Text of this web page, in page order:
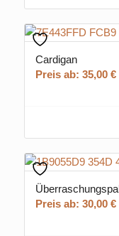
Cardigan
Preis ab: 35,00 €
Preis ab: 30,00 €